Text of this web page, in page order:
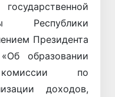
Республики
Президента
образовании
комиссии по
доходов,